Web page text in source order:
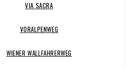
VIA SACRA
VORALPENWEG
WIENER WALLFAHRERWEG